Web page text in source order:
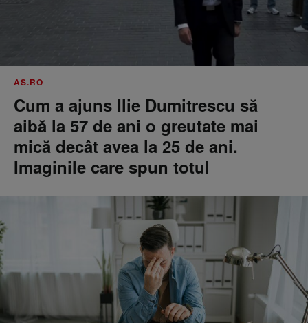
AS.RO
Cum a ajuns Ilie Dumitrescu să
aibă la 57 de ani o greutate mai
mică decât avea la 25 de ani.
Imaginile care spun totul